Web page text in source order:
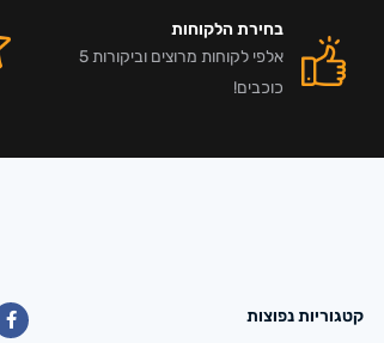
בחירת הלקוחות
אלפי לקוחות מרוצים וביקורות 5
כוכבים!
קטגוריות נפוצות